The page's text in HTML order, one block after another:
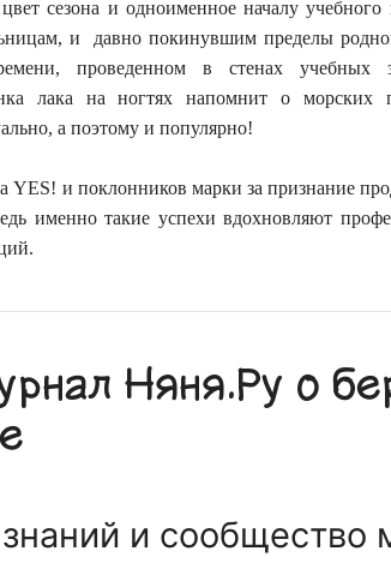
сезона и одноименное началу учебного
и давно покинувшим пределы
проведенном в стенах учебных
лака на ногтях напомнит о морских
а поэтому и популярно!
YES! и поклонников марки за признание
именно такие успехи вдохновляют
Няня.Ру о
и сообщество